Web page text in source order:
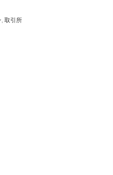
, 取引所